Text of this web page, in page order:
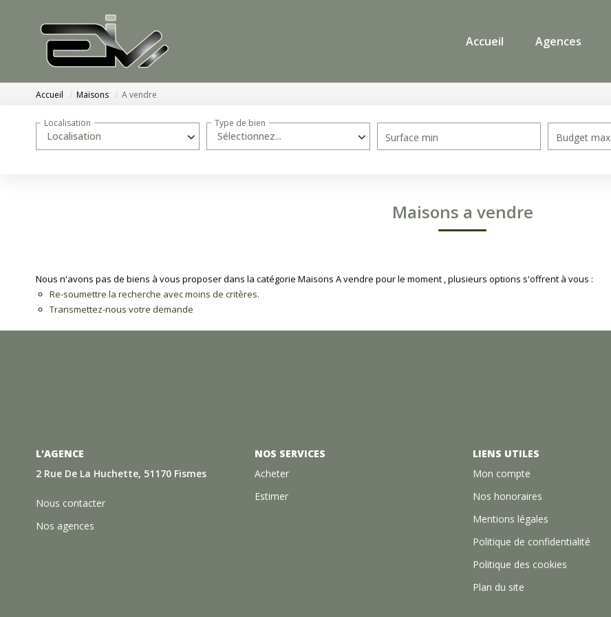
Accueil Agences
Accueil Maisons A vendre
Localisation
Localisation
Sélectionnez...
Type de bien
Surface min Budget max
Maisons a vendre
Nous n'avons pas de biens à vous proposer dans la catégorie Maisons A vendre pour le moment , plusieurs options s'offrent à vous :
Re-soumettre la recherche avec moins de critères.
Transmettez-nous votre demande
L'AGENCE
2 Rue De La Huchette, 51170 Fismes
Nous contacter
Nos agences
NOS SERVICES
Acheter
Estimer
LIENS UTILES
Mon compte
Nos honoraires
Mentions légales
Politique de confidentialité
Politique des cookies
Plan du site